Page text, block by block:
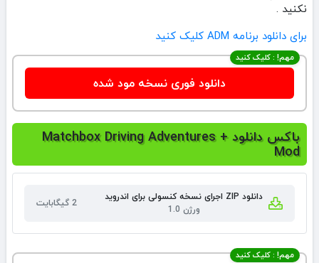
نکنید .
برای دانلود برنامه ADM کلیک کنید
مهم! : کلیک کنید
دانلود فوری نسخه مود شده
باکس دانلود Matchbox Driving Adventures +
Mod
دانلود ZIP اجرای نسخه کنسولی برای اندروید
ورژن 1.0
2 گیگابایت
مهم! : کلیک کنید